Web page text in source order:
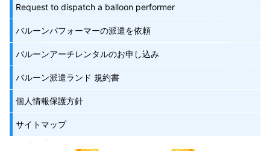
Request to dispatch a balloon performer
バルーンパフォーマーの派遣を依頼
バルーンアーチレンタルのお申し込み
バルーン派遣ランド 規約書
個人情報保護方針
サイトマップ